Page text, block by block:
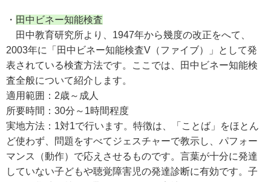
・ 田中ビネー知能検査
田中教育研究所より、1947年から幾度の改正をへて、
2003年に「田中ビネー知能検査V（ファイブ）」として発
表されている検査方法です。ここでは、田中ビネー知能検
査全般について紹介します。
適用範囲：2歳～成人
所要時間：30分～1時間程度
実地方法：1対1で行います。特徴は、「ことば」をほとん
ど使わず、問題をすべてジェスチャーで教示し、パフォー
マンス（動作）で応えさせるものです。言葉が十分に発達
していない子どもや聴覚障害児の発達診断に有効です。子